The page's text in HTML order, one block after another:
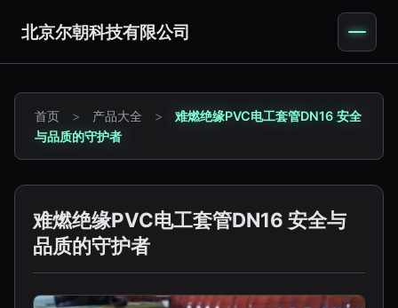
北京尔朝科技有限公司
首页 > 产品大全 >
难燃绝缘PVC电工套管DN16 安全
与品质的守护者
难燃绝缘PVC电工套管DN16 安全与
品质的守护者